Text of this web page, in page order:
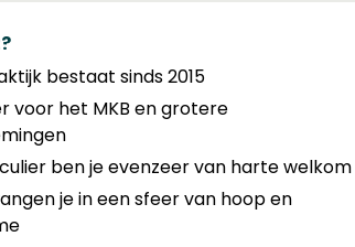
bestaat sinds 2015
voor het MKB en grotere
ben je evenzeer van harte welkom
je in een sfeer van hoop en